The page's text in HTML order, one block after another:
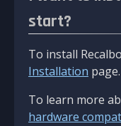
start?
To install
Installation page.
To learn more
hardware